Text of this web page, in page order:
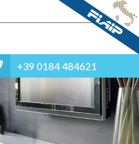
+39 0184 484621